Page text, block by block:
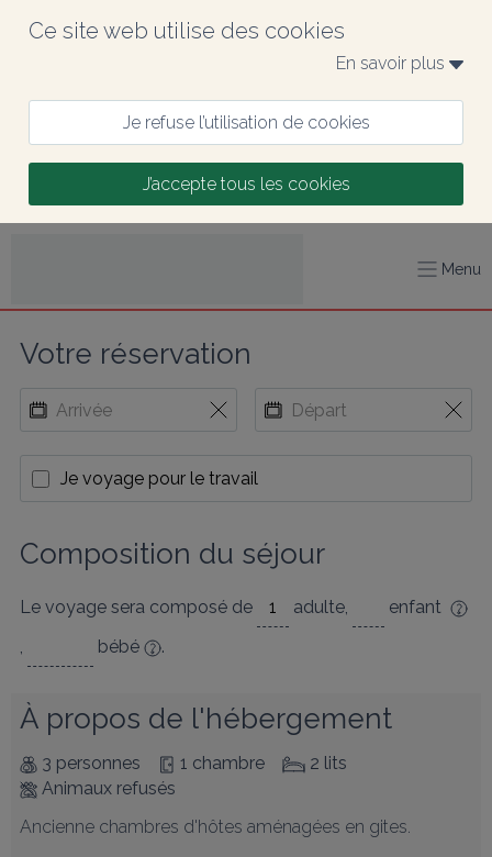
Ce site web utilise des cookies
En savoir plus
Je refuse l’utilisation de cookies
J’accepte tous les cookies
Menu
Votre réservation
Je voyage pour le travail
Composition du séjour
Le voyage sera composé de adulte,
enfant
,
bébé .
À propos de l'hébergement
3 personnes 1 chambre
2 lits
Animaux refusés
Ancienne chambres d'hôtes aménagées en gites.